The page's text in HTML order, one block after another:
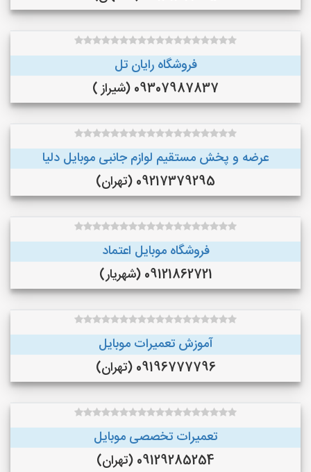
فروشگاه رایان تل
09307987837 (شیراز )
عرضه و پخش مستقيم لوازم جانبى موبايل دليا
09217379295 (تهران)
فروشگاه موبایل اعتماد
09121862721 (شهریار)
آموزش تعمیرات موبایل
09196777796 (تهران)
تعمیرات تخصصی موبایل
09129285254 (تهران)